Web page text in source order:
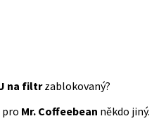
na filtrzablokovaný?
pro Mr. Coffeebean někdo jiný.